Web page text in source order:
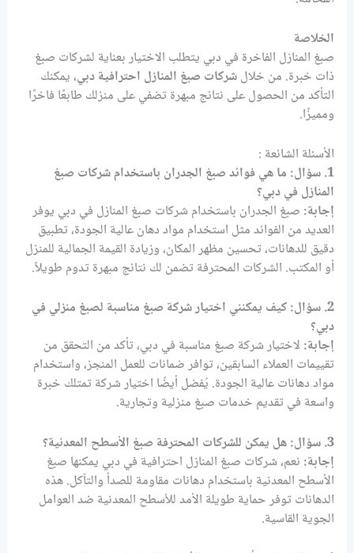
الخلاصة
صبغ المنازل الفاخرة في دبي يتطلب الاختيار بعناية لشركات صبغ
ذات خبرة. من خلالشركات صبغ المنازل احترافية دبي، يمكنك
التأكد من الحصول على نتائج مبهرة تضفي على منزلك طابعًا فاخرًا
ومميزًا.
الأسئلة الشائعة :
1. سؤال: ما هي فوائد صبغ الجدران باستخدام شركات صبغ
المنازل في دبي؟
إجابة: صبغ الجدران باستخدام شركات صبغ المنازل في دبي يوفر
العديد من الفوائد مثل استخدام مواد دهان عالية الجودة، تطبيق
دقيق للدهانات، تحسين مظهر المكان، وزيادة القيمة الجمالية للمنزل
أو المكتب. الشركات المحترفة تضمن لك نتائج مبهرة تدوم طويلاً.
2. سؤال:كيف يمكنني اختيار شركة صبغ مناسبة لصبغ منزلي في
دبي؟
إجابة: لاختيار شركة صبغ مناسبة في دبي، تأكد من التحقق من
تقييمات العملاء السابقين، توافر ضمانات للعمل المنجز، واستخدام
مواد دهانات عالية الجودة. يُفضل أيضًا اختيار شركة تمتلك خبرة
واسعة في تقديم خدمات صبغ منزلية وتجارية.
3. سؤال:هل يمكن للشركات المحترفة صبغ الأسطح المعدنية؟
إجابة: نعم، شركات صبغ المنازل احترافية في دبي يمكنها صبغ
الأسطح المعدنية باستخدام دهانات مقاومة للصدأ والتآكل. هذه
الدهانات توفر حماية طويلة الأمد للأسطح المعدنية ضد العوامل
الجوية القاسية.